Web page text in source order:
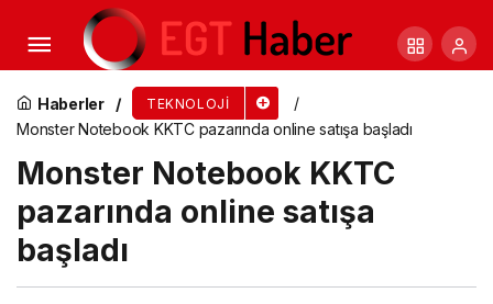
Haberler TEKNOLOJI
Monster Notebook KKTC pazarında online satışa başladı
Monster Notebook KKTC
pazarında online satışa
başladı
Huawei Ar-Ge Kodlama Maratonu 2023 Başlıyor